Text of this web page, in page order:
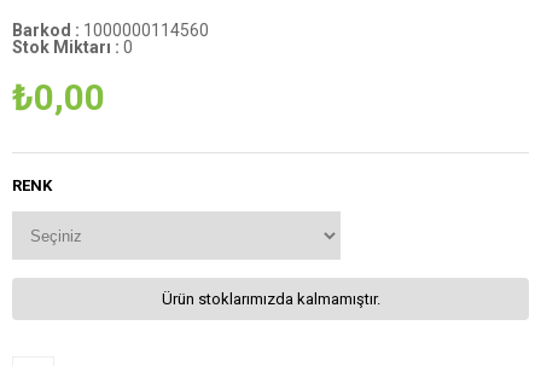
Barkod : 1000000114560
Stok Miktarı : 0
₺0,00
RENK
Ürün stoklarımızda kalmamıştır.